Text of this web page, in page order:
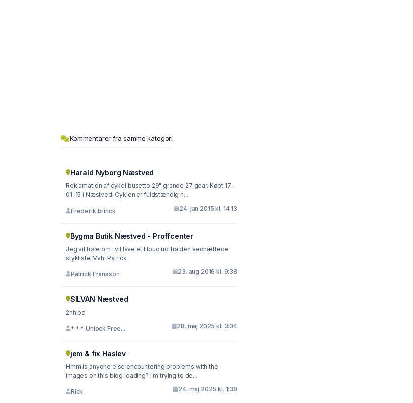
Kommentarer fra samme kategori
Harald Nyborg Næstved
Reklamation af cykel busetto 29" grande 27 gear. Købt 17-
01-15 i Næstved. Cyklen er fuldstændig n...
Frederik brinck 24. jan 2015 kl. 14:13
Bygma Butik Næstved - Proffcenter
Jeg vil høre om i vil lave et tilbud ud fra den vedhæftede
stykliste Mvh. Patrick
Patrick Fransson 23. aug 2016 kl. 9:38
SILVAN Næstved
2nhlpd
* * * Unlock Free... 28. maj 2025 kl. 3:04
jem & fix Haslev
Hmm is anyone else encountering problems with the
images on this blog loading? I'm trying to de...
Rick 24. maj 2025 kl. 1:38